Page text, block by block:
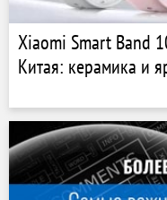
Xiaomi Smart Band
Китая: керамика и